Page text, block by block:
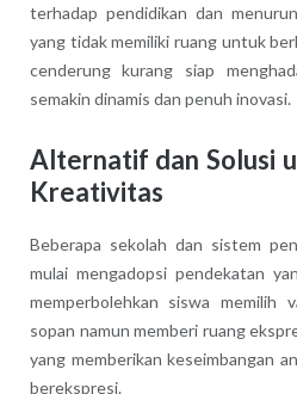
terhadap pendidikan dan
yang tidak memiliki ruang untuk
cenderung kurang siap
semakin dinamis dan penuh inovasi.
Alternatif dan Solusi
Kreativitas
Beberapa sekolah dan sistem
mulai mengadopsi pendekatan
memperbolehkan siswa memilih
sopan namun memberi ruang
yang memberikan keseimbangan
berekspresi.